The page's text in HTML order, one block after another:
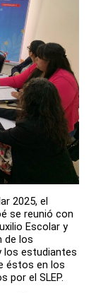
2025, el
se reunió con
Escolar y
de los
los estudiantes
éstos en los
por el SLEP.